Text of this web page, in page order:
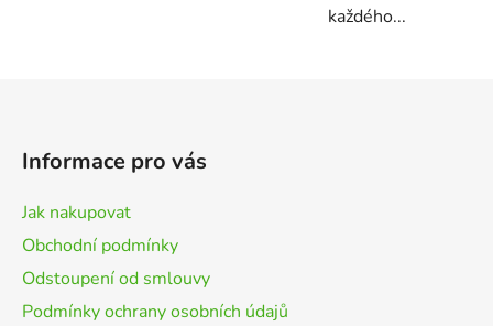
každého...
Informace pro vás
Jak nakupovat
Obchodní podmínky
Odstoupení od smlouvy
Podmínky ochrany osobních údajů